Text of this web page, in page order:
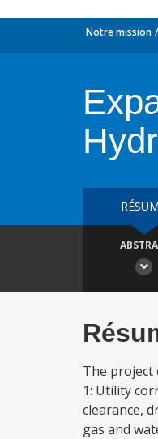
Notre mission
The project
1: Utility
clearance,
gas and